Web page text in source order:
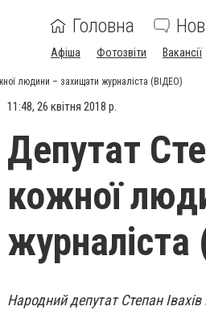
Головна
Афіша Фотозвіти Вакансії
людини – захищати журналіста (ВІДЕО)
11:48, 26 квітня 2018 р.
Депутат
кожної
Народний депутат Степан